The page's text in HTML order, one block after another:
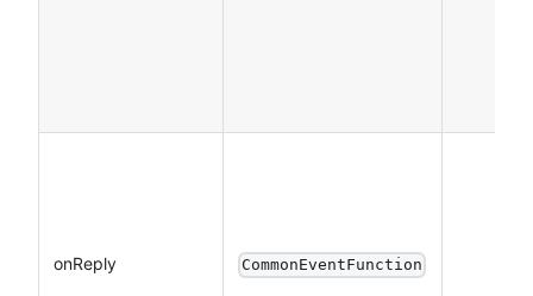
onReply CommonEventFunction